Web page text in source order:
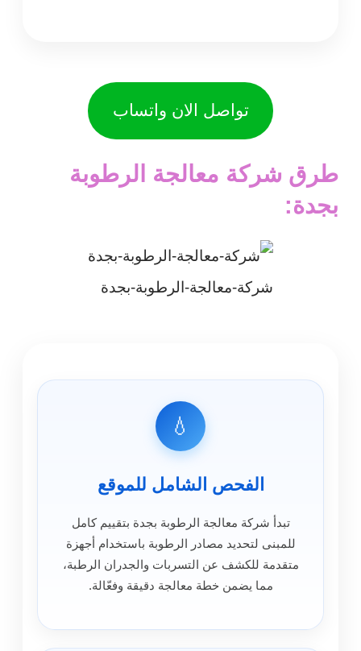
تواصل الان واتساب
طرق شركة معالجة الرطوبة
بجدة:
شركة-معالجة-الرطوبة-بجدة
💧
الفحص الشامل للموقع
تبدأ شركة معالجة الرطوبة بجدة بتقييم كامل
للمبنى لتحديد مصادر الرطوبة باستخدام أجهزة
متقدمة للكشف عن التسربات والجدران الرطبة،
مما يضمن خطة معالجة دقيقة وفعّالة.